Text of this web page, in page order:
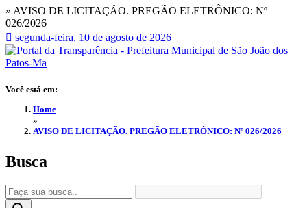
» AVISO DE LICITAÇÃO. PREGÃO ELETRÔNICO: Nº
026/2026
segunda-feira, 10 de agosto de 2026
Você está em:
Home
»
AVISO DE LICITAÇÃO. PREGÃO ELETRÔNICO: Nº 026/2026
Busca